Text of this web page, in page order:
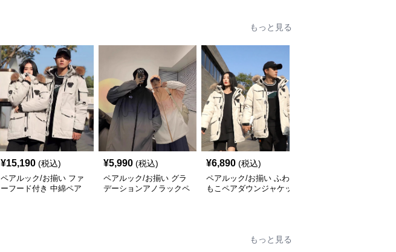
もっと見る
¥15,190 (税込)
ペアルック/お揃い ファ
ーフード付き 中綿ペア
¥5,990 (税込)
ペアルック/お揃い グラ
デーションアノラックペ
¥6,890 (税込)
ペアルック/お揃い ふわ
もこペアダウンジャケッ
もっと見る